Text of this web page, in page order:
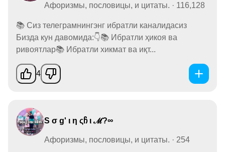
Афоризмы, пословицы, и цитаты. · 116,128
📚 Сиз телеграмнингэнг ибратли каналидасиз
Бизда кун давомида:👇📚 Ибратли ҳикоя ва
ривоятлар📚 Ибратли хикмат ва иқт...
4
S σ g' ι η ςჩ ι ℳ?∞
Афоризмы, пословицы, и цитаты. · 254